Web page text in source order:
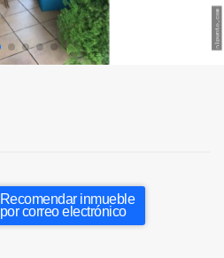
Recomendar inmueble
por correo electrónico